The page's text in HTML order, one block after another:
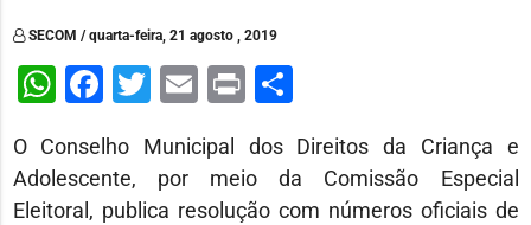
SECOM / quarta-feira, 21 agosto , 2019
WhatsApp
Facebook
Twitter
Email
PrintShare
O Conselho Municipal dos Direitos da Criança e
Adolescente, por meio da Comissão Especial
Eleitoral, publica resolução com números oficiais de